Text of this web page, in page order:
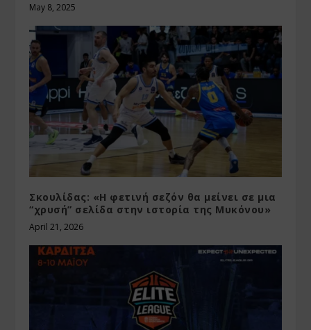
May 8, 2025
Σκουλίδας: «Η φετινή σεζόν θα μείνει σε μια
“χρυσή” σελίδα στην ιστορία της Μυκόνου»
April 21, 2026